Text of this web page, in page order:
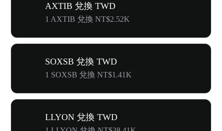
AXTIB 兌換 TWD
1 AXTIB 兌換 NT$2.52K
SOXSB 兌換 TWD
1 SOXSB 兌換 NT$1.41K
LLYON 兌換 TWD